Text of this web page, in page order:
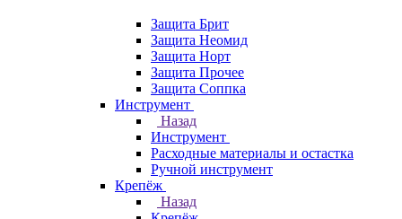
Защита Брит
Защита Неомид
Защита Норт
Защита Прочее
Защита Соппка
Инструмент
Назад
Инструмент
Расходные материалы и остастка
Ручной инструмент
Крепёж
Назад